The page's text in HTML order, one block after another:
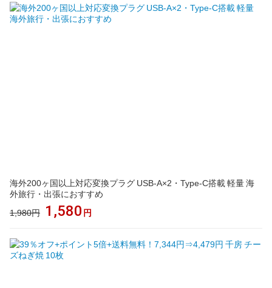
海外200ヶ国以上対応変換プラグ USB-A×2・Type-C搭載 軽量 海
外旅行・出張におすすめ
1,980円 1,580 円